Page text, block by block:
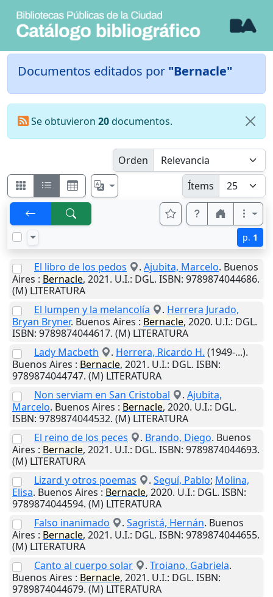
Documentos editados por "Bernacle"
Se obtuvieron 20documentos.
Orden
Ítems
p. 1
El libro de los pedos . Ajubita, Marcelo. Buenos
Aires : Bernacle, 2021. U.I.: DGL. ISBN: 9789874044686.
(M) LITERATURA
El lumpen y la melancolía
. Herrera Jurado,
Bryan Bryner. Buenos Aires : Bernacle, 2020. U.I.: DGL.
ISBN: 9789874044617. (M) LITERATURA
Lady Macbeth
. Herrera, Ricardo H. (1949-...).
Buenos Aires : Bernacle, 2021. U.I.: DGL. ISBN:
9789874044747. (M) LITERATURA
Non serviam en San Cristobal
. Ajubita,
Marcelo. Buenos Aires : Bernacle, 2020. U.I.: DGL.
ISBN: 9789874044532. (M) LITERATURA
El reino de los peces
. Brando, Diego. Buenos
Aires : Bernacle, 2021. U.I.: DGL. ISBN: 9789874044693.
(M) LITERATURA
Lizard y otros poemas
. Seguí, Pablo; Molina,
Elisa. Buenos Aires : Bernacle, 2020. U.I.: DGL. ISBN:
9789874044594. (M) LITERATURA
Falso inanimado
. Sagristá, Hernán. Buenos
Aires : Bernacle, 2021. U.I.: DGL. ISBN: 9789874044655.
(M) LITERATURA
Canto al cuerpo solar
. Troiano, Gabriela.
Buenos Aires : Bernacle, 2021. U.I.: DGL. ISBN:
9789874044679. (M) LITERATURA